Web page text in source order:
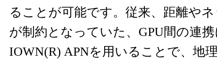
ることが可能です。従来、距離や
が制約となっていた、GPU間の連
IOWN(R) APNを用いることで、地